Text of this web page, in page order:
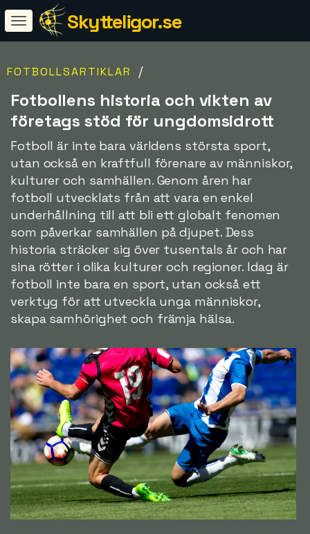
Skytteligor.se
FOTBOLLSARTIKLAR /
Fotbollens historia och vikten av
företags stöd för ungdomsidrott
Fotboll är inte bara världens största sport,
utan också en kraftfull förenare av människor,
kulturer och samhällen. Genom åren har
fotboll utvecklats från att vara en enkel
underhållning till att bli ett globalt fenomen
som påverkar samhällen på djupet. Dess
historia sträcker sig över tusentals år och har
sina rötter i olika kulturer och regioner. Idag är
fotboll inte bara en sport, utan också ett
verktyg för att utveckla unga människor,
skapa samhörighet och främja hälsa.